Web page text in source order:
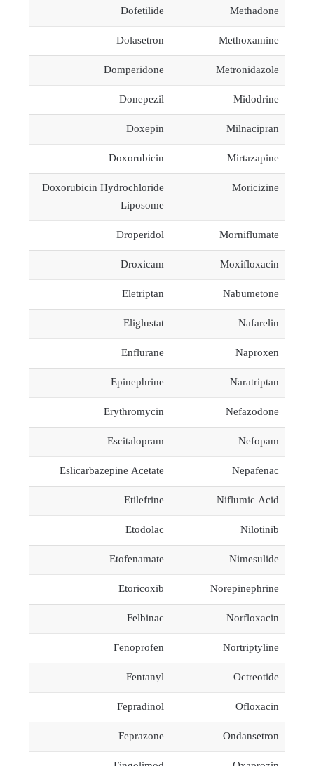
Methadone
Dofetilide
Methoxamine
Dolasetron
Metronidazole
Domperidone
Midodrine
Donepezil
Milnacipran
Doxepin
Mirtazapine
Doxorubicin
Moricizine
Doxorubicin Hydrochloride
Liposome
Morniflumate
Droperidol
Moxifloxacin
Droxicam
Nabumetone
Eletriptan
Nafarelin
Eliglustat
Naproxen
Enflurane
Naratriptan
Epinephrine
Nefazodone
Erythromycin
Nefopam
Escitalopram
Nepafenac
Eslicarbazepine Acetate
Niflumic Acid
Etilefrine
Nilotinib
Etodolac
Nimesulide
Etofenamate
Norepinephrine
Etoricoxib
Norfloxacin
Felbinac
Nortriptyline
Fenoprofen
Octreotide
Fentanyl
Ofloxacin
Fepradinol
Ondansetron
Feprazone